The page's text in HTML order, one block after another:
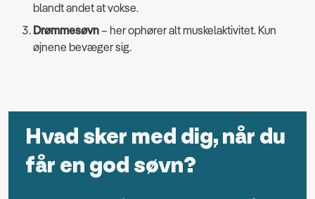
blandt andet at vokse.
Drømmesøvn– her ophører alt muskelaktivitet. Kun
øjnene bevæger sig.
Hvad sker med dig, når du
får en god søvn?